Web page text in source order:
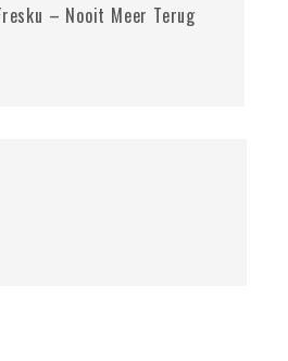
– Nooit Meer Terug